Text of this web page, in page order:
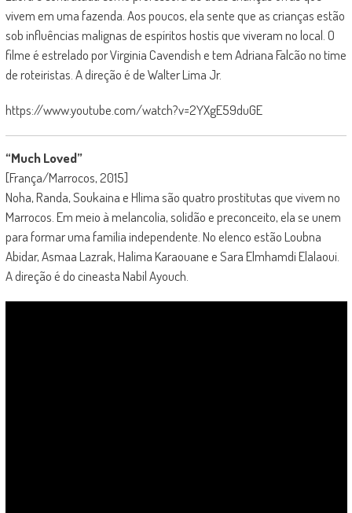
vivem em uma fazenda. Aos poucos, ela sente que as crianças estão
sob influências malignas de espíritos hostis que viveram no local. O
filme é estrelado por Virginia Cavendish e tem Adriana Falcão no time
de roteiristas. A direção é de Walter Lima Jr.
https://www.youtube.com/watch?v=2YXgE59duGE
“Much Loved”
[França/Marrocos, 2015]
Noha, Randa, Soukaina e Hlima são quatro prostitutas que vivem no
Marrocos. Em meio à melancolia, solidão e preconceito, ela se unem
para formar uma família independente. No elenco estão Loubna
Abidar, Asmaa Lazrak, Halima Karaouane e Sara Elmhamdi Elalaoui.
A direção é do cineasta Nabil Ayouch.